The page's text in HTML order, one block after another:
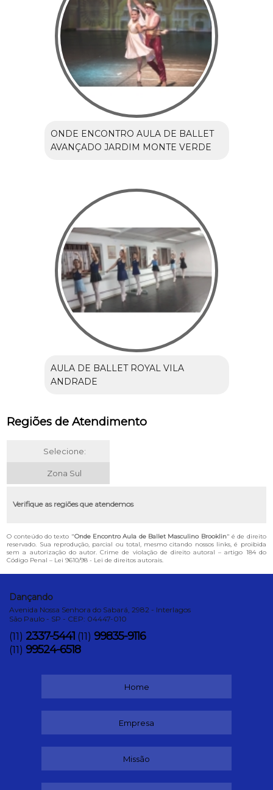
ONDE ENCONTRO AULA DE BALLET
AVANÇADO JARDIM MONTE VERDE
AULA DE BALLET ROYAL VILA
ANDRADE
Regiões de Atendimento
Selecione:
Zona Sul
Verifique as regiões que atendemos
O conteúdo do texto "Onde Encontro Aula de Ballet Masculino Brooklin" é de direito
reservado. Sua reprodução, parcial ou total, mesmo citando nossos links, é proibida
sem a autorização do autor. Crime de violação de direito autoral – artigo 184 do
Código Penal – Lei 9610/98 - Lei de direitos autorais.
Dançando
Avenida Nossa Senhora do Sabará, 2982 - Interlagos
São Paulo - SP - CEP: 04447-010
(11) 2337-5441 (11) 99835-9116
(11) 99524-6518
Home
Empresa
Missão